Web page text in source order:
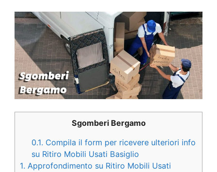
Sgomberi Bergamo
0.1. Compila il form per ricevere ulteriori info
su Ritiro Mobili Usati Basiglio
1. Approfondimento su Ritiro Mobili Usati